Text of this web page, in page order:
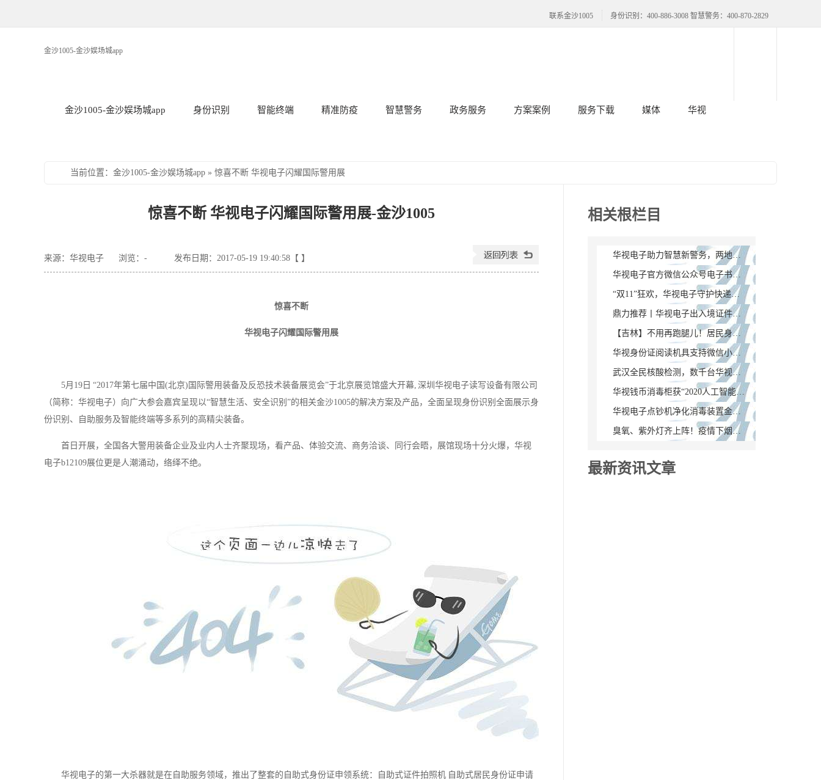
联系金沙1005 身份识别：400-886-3008 智慧警务：400-870-2829
金沙1005-金沙娱场城app
金沙1005-金沙娱场城app 身份识别 智能终端 精准防疫 智慧警务 政务服务 方案案例 服务下载 媒体 华视
当前位置 ： 金沙1005-金沙娱场城app » 惊喜不断 华视电子闪耀国际警用展
惊喜不断 华视电子闪耀国际警用展-金沙1005
来源：华视电子 浏览： - 发布日期：2017-05-19 19:40:58【 】
惊喜不断
华视电子闪耀 国际警用展
5月19日 “2017年第七届中国(北京)国际警用装备及反恐技术装备展览会”于北京展览馆盛大开幕, 深圳华视电子读写设备有限公司
（简称：华视电子）向广大参会嘉宾呈现以“智慧生活、安全识别”的相关金沙1005的解决方案及产品，全面呈现身份识别全面展示身
份识别、自助服务及智能终端等多系列的高精尖装备。
首日开展，全国各大警用装备企业及业内人士齐聚现场，看产品、体验交流、商务洽谈、同行会晤，展馆现场十分火爆，华视
电子b12109展位更是人潮涌动，络绎不绝。
华视电子的第一大杀器就是在自助服务领域，推出了整套的自助式身份证申领系统：自助式证件拍照机 自助式居民身份证申请
相关根栏目
华视电子助力智慧新警务，两地智慧大厅正式投用
华视电子官方微信公众号电子书架正式上线
“双11”狂欢，华视电子守护快递实名安全
鼎力推荐丨华视电子出入境证件智能保管柜成熟上市
【吉林】不用再跑腿儿！居民身份证补换领网上就能办
华视身份证阅读机具支持微信小程序读卡
武汉全民核酸检测，数千台华视身份阅读器助力人证核查
华视钱币消毒柜获“2020人工智能战疫创新产品奖”
华视电子点钞机净化消毒装置金沙1005的解决方案
臭氧、紫外灯齐上阵！疫情下烟台银行业现金消毒大揭秘
最新资讯文章